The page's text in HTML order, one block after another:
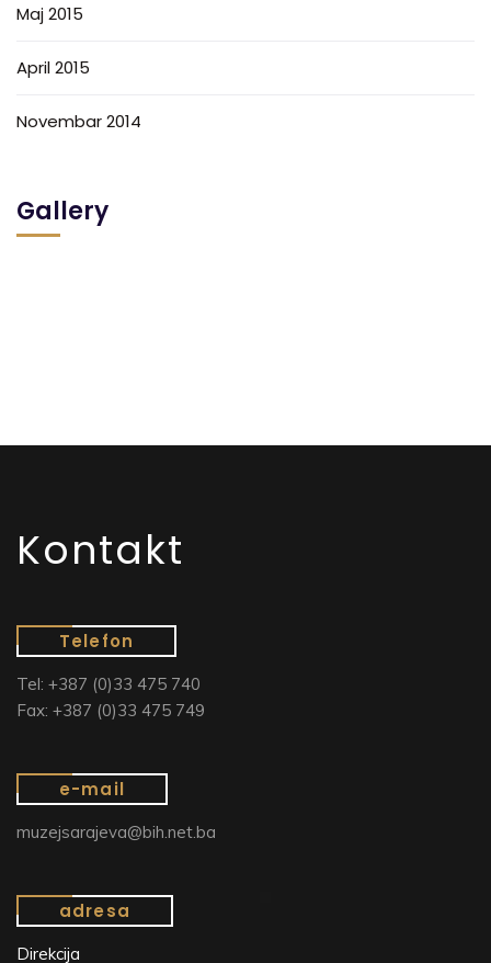
Maj 2015
April 2015
Novembar 2014
Gallery
Kontakt
Telefon
Tel: +387 (0)33 475 740
Fax: +387 (0)33 475 749
e-mail
muzejsarajeva@bih.net.ba
adresa
Direkcija